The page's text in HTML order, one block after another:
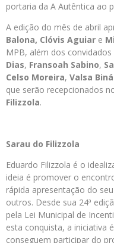
portaria da A Autêntica ao
A edição do mês de abril
Balona, Clóvis Aguiar e
MPB, além dos convidados
Dias, Fransoah Sabino,
Celso Moreira, Valsa
que serão recepcionados
Filizzola.
Sarau do Filizzola
Eduardo Filizzola é o
ideia é promover o
rápida apresentação do
outros. Desde sua 24ª
pela Lei Municipal de
esta conquista, a iniciativa
conseguem participar do